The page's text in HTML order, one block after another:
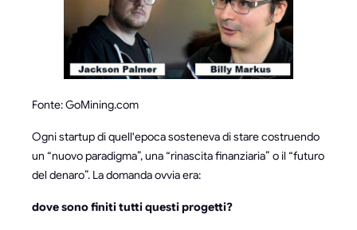
Fonte: GoMining.com
Ogni startup di quell'epoca sosteneva di stare costruendo
un “nuovo paradigma”, una “rinascita finanziaria” o il “futuro
del denaro”. La domanda ovvia era:
dove sono finiti tutti questi progetti?